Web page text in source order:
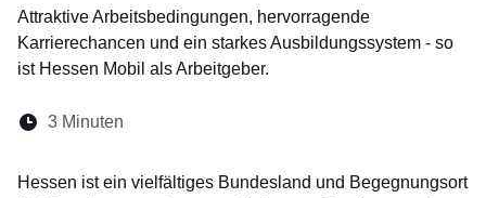
Attraktive Arbeitsbedingungen, hervorragende
Karrierechancen und ein starkes Ausbildungssystem - so
ist Hessen Mobil als Arbeitgeber.
Lesedauer:
3 Minuten
Hessen ist ein vielfältiges Bundesland und Begegnungsort